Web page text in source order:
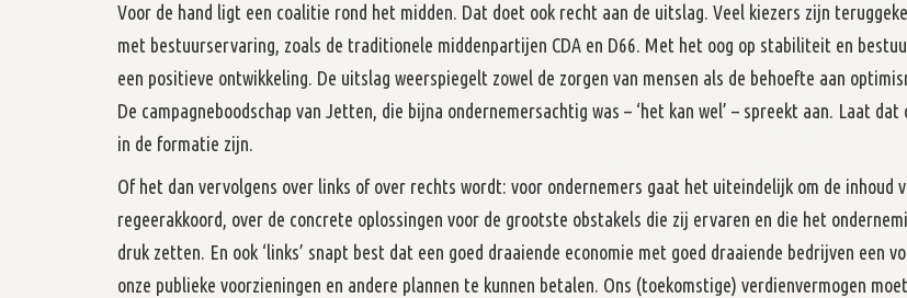
Voor de hand ligt een coalitie rond het midden. Dat doet ook recht aan de uitslag. Veel kiezers zijn
met bestuurservaring, zoals de traditionele middenpartijen CDA en D66. Met het oog op stabiliteit en
een positieve ontwikkeling. De uitslag weerspiegelt zowel de zorgen van mensen als de behoefte aan
De campagneboodschap van Jetten, die bijna ondernemersachtig was – ‘het kan wel’ – spreekt aan. Laat dat
in de formatie zijn.
Of het dan vervolgens over links of over rechts wordt: voor ondernemers gaat het uiteindelijk om de inhoud
regeerakkoord, over de concrete oplossingen voor de grootste obstakels die zij ervaren en die het
druk zetten. En ook ‘links’ snapt best dat een goed draaiende economie met goed draaiende bedrijven een
onze publieke voorzieningen en andere plannen te kunnen betalen. Ons (toekomstige) verdienvermogen